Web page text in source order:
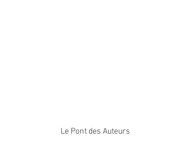
Le Pont des Auteurs